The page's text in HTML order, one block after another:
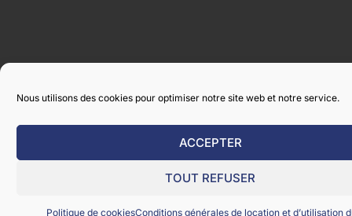
Nous utilisons des cookies pour optimiser notre site web et notre service.
ACCEPTER
TOUT REFUSER
Politique de cookiesConditions générales de location et d’utilisation